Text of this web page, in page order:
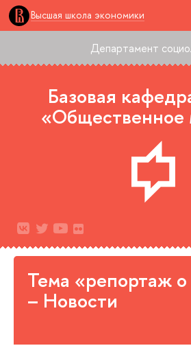
Высшая школа экономики
Департамент
Базовая
«Общественное
Тема «репортаж
– Новости